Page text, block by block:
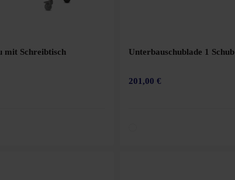
mit Schreibtisch Unterbauschublade 1 Schub
201,00 €